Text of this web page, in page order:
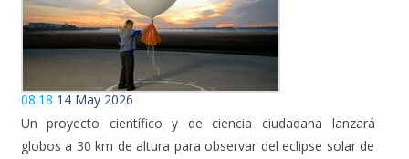
08:18 14 May 2026
Un proyecto científico y de ciencia ciudadana lanzará
globos a 30 km de altura para observar del eclipse solar de